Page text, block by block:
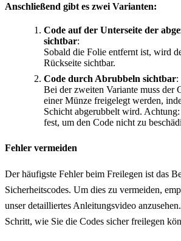
Anschließend gibt es zwei Varianten:
Code auf der Unterseite der
sichtbar:
Sobald die Folie entfernt ist, wird
Rückseite sichtbar.
Code durch Abrubbeln sichtbar:
Bei der zweiten Variante muss der
einer Münze freigelegt werden,
Schicht abgerubbelt wird.
fest, um den Code nicht zu
Fehler vermeiden
Der häufigste Fehler beim Freilegen ist das
Sicherheitscodes. Um dies zu vermeiden,
unser detailliertes Anleitungsvideo
Schritt, wie Sie die Codes sicher freilegen